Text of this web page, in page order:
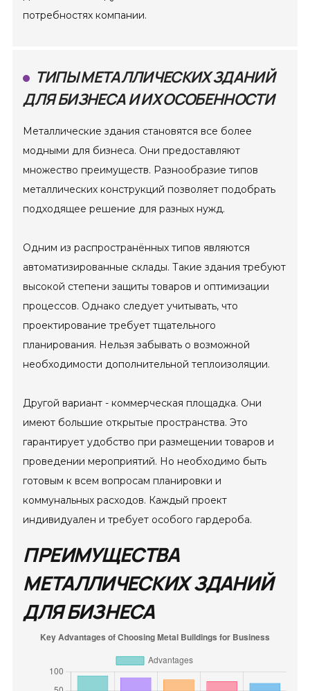
потребностях компании.
ТИПЫ МЕТАЛЛИЧЕСКИХ ЗДАНИЙ
ДЛЯ БИЗНЕСА И ИХ ОСОБЕННОСТИ
Металлические здания становятся все более
модными для бизнеса. Они предоставляют
множество преимуществ. Разнообразие типов
металлических конструкций позволяет подобрать
подходящее решение для разных нужд.
Одним из распространённых типов являются
автоматизированные склады. Такие здания требуют
высокой степени защиты товаров и оптимизации
процессов. Однако следует учитывать, что
проектирование требует тщательного
планирования. Нельзя забывать о возможной
необходимости дополнительной теплоизоляции.
Другой вариант - коммерческая площадка. Они
имеют большие открытые пространства. Это
гарантирует удобство при размещении товаров и
проведении мероприятий. Но необходимо быть
готовым к всем вопросам планировки и
коммунальных расходов. Каждый проект
индивидуален и требует особого гардероба.
ПРЕИМУЩЕСТВА
МЕТАЛЛИЧЕСКИХ ЗДАНИЙ
ДЛЯ БИЗНЕСА